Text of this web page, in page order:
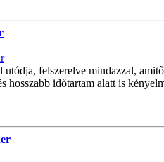
felszerelve mindazzal,
hosszabb időtartam alatt is